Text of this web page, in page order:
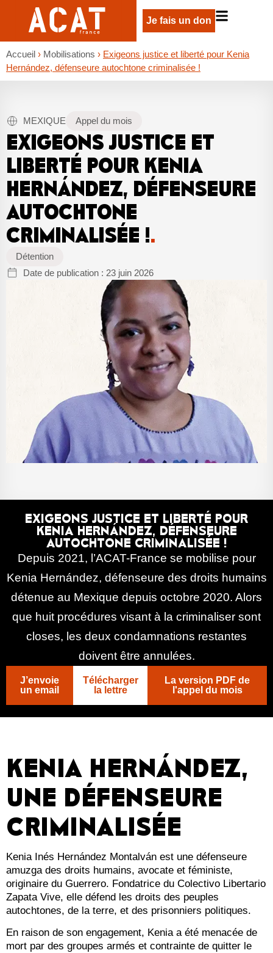
Je fais un don
Accueil › Mobilisations › Exigeons justice et liberté pour Kenia
Hernández, défenseure autochtone criminalisée !
MEXIQUE Appel du mois
EXIGEONS JUSTICE ET
LIBERTÉ POUR KENIA
HERNÁNDEZ, DÉFENSEURE
AUTOCHTONE
CRIMINALISÉE !.
Détention
Date de publication : 23 juin 2026
EXIGEONS JUSTICE ET LIBERTÉ POUR
KENIA HERNÁNDEZ, DÉFENSEURE
AUTOCHTONE CRIMINALISÉE !
Depuis 2021, l’ACAT-France se mobilise pour
Kenia Hernández, défenseure des droits humains
détenue au Mexique depuis octobre 2020. Alors
que huit procédures visant à la criminaliser sont
closes, les deux condamnations restantes
doivent être annulées.
J’envoie
un email
Télécharger
la lettre
La version PDF de
l'appel du mois
KENIA HERNÁNDEZ,
UNE DÉFENSEURE
CRIMINALISÉE
Kenia Inés Hernández Montalván est une défenseure
amuzga des droits humains, avocate et féministe,
originaire du Guerrero. Fondatrice du Colectivo Libertario
Zapata Vive, elle défend les droits des peuples
autochtones, de la terre, et des prisonniers politiques.
En raison de son engagement, Kenia a été menacée de
mort par des groupes armés et contrainte de quitter le